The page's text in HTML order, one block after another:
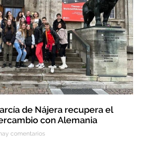
de Nájera recupera el
con Alemania
comentarios